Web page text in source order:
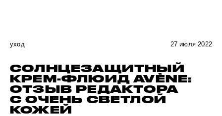
уход 27 июля 2022
СОЛНЦЕЗАЩИТНЫЙ
КРЕМ-ФЛЮИД AVÈNE:
ОТЗЫВ РЕДАКТОРА
С ОЧЕНЬ СВЕТЛОЙ
КОЖЕЙ